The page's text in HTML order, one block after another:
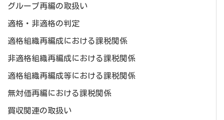
グループ再編の取扱い
適格・非適格の判定
適格組織再編成における課税関係
非適格組織再編成における課税関係
適格組織再編成等における課税関係
無対価再編における課税関係
買収関連の取扱い